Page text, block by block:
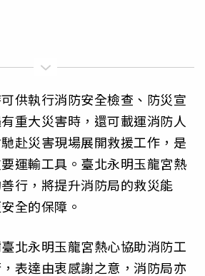
供執行消防安全檢查、防災宣
重大災害時，還可載運消防人
赴災害現場展開救援工作，是
運輸工具。臺北永明玉龍宮熱
行，將提升消防局的救災能
全的保障。
北永明玉龍宮熱心協助消防工
表達由衷感謝之意，消防局亦